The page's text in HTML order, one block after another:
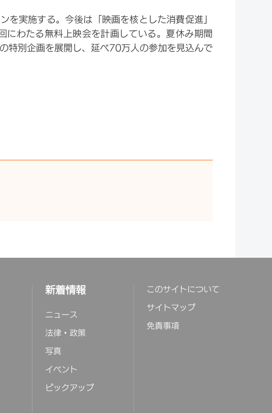
実施する。今後は「映画を核とした消費促進」
わたる無料上映会を計画している。夏休み期間
特別企画を展開し、延べ70万人の参加を見込んで
新着情報
ニュース
法律・政策
写真
イベント
ピックアップ
このサイトについて
サイトマップ
免責事項